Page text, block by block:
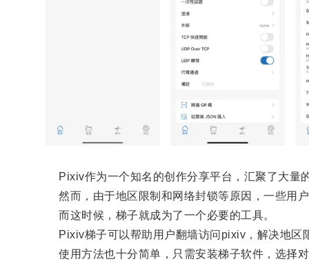
Pixiv作为一个知名的创作分享平台，汇聚了大量
然而，由于地区限制和网络封锁等原因，一些用
而这时候，梯子就成为了一个必要的工具。
Pixiv梯子可以帮助用户翻墙访问pixiv，解决地区
使用方法也十分简单，只需安装梯子软件，选择